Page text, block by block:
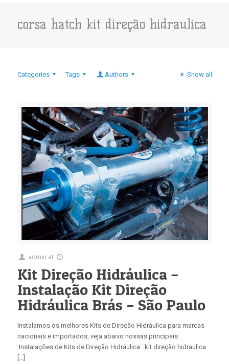
corsa hatch kit direção hidraulica
Categories Tags Authors Show all
admin at
Kit Direção Hidráulica –
Instalação Kit Direção
Hidráulica Brás – São Paulo
Instalamos os melhores Kits de Direção Hidráulica para marcas
nacionais e importados, veja abaixo nossas principais
Instalações de Kits de Direção Hidráulica : kit direção hidraulica
[…]